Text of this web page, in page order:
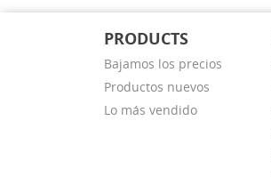
PRODUCTS
Bajamos los precios
Productos nuevos
Lo más vendido